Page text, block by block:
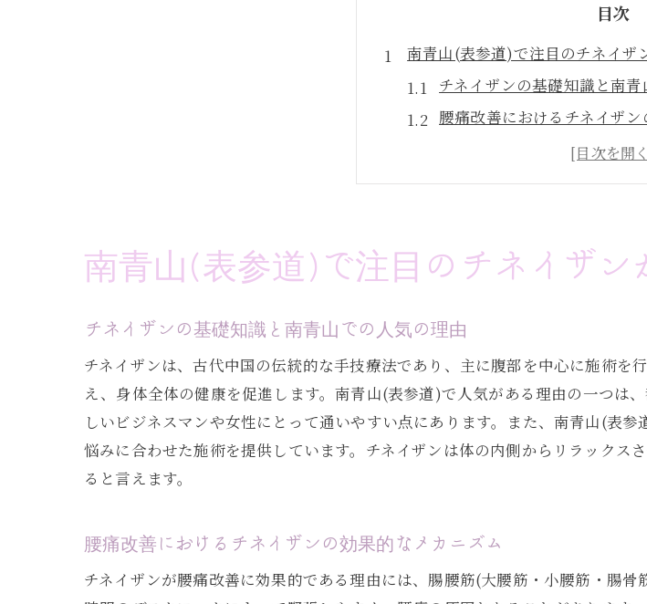
目次
南青山(表参道)で注目のチネイザ
チネイザンの基礎知識と南
腰痛改善におけるチネイザ
チネイザンが持つ独自のアプ
施術を受けた利用者の声と
南青山(表参道)で体験する際
チネイザンによる腸腰筋へのア
チネイザンの施術が腸腰筋に
腸腰筋への適切なアプロー
日常生活で腸腰筋をケアす
腸腰筋の健康がもたらす全身
デスクワークが引き起こす身
オフィスで簡単にできるセ
南青山(表参道)で注目のチネイザ
チネイザンの基礎知識と南青山での人気の理由
チネイザンは、古代中国の伝統的な手技療法であり、主に腹部を中心に施術
え、身体全体の健康を促進します。南青山(表参道)で人気がある理由の一つは
しいビジネスマンや女性にとって通いやすい点にあります。また、南青山(表
悩みに合わせた施術を提供しています。チネイザンは体の内側からリラック
ると言えます。
腰痛改善におけるチネイザンの効果的なメカニズム
チネイザンが腰痛改善に効果的である理由には、腸腰筋(大腰筋・小腰筋・腸